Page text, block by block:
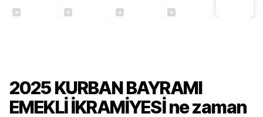
2025 KURBAN BAYRAMI
EMEKLİ İKRAMİYESİ ne zaman